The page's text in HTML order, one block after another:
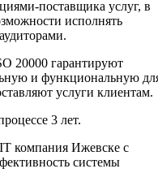
поставщика услуг, в
исполнять
20000 гарантируют
и функциональную
услуги клиентам.
3 лет.
компания Ижевске с
системы